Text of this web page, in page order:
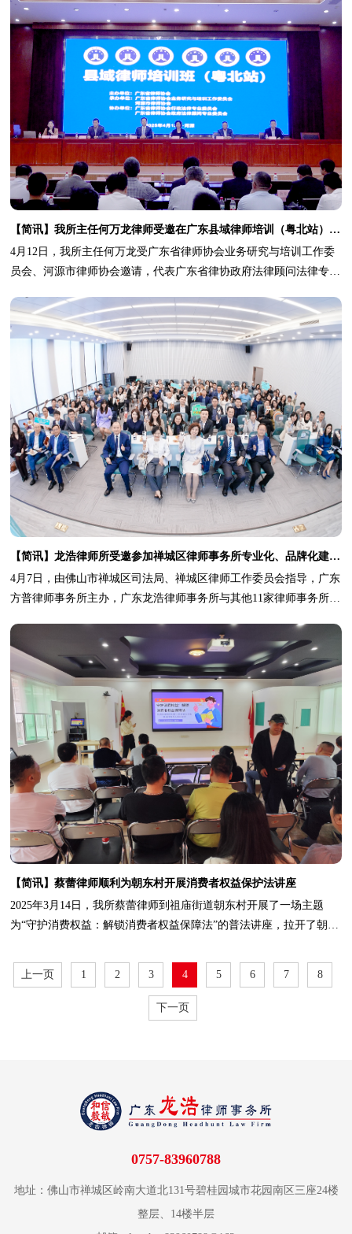
【简讯】我所主任何万龙律师受邀在广东县域律师培训（粤北站）活动上授课
4月12日，我所主任何万龙受广东省律师协会业务研究与培训工作委
员会、河源市律师协会邀请，代表广东省律协政府法律顾问法律专业
【简讯】龙浩律师所受邀参加禅城区律师事务所专业化、品牌化建设主题交流会
4月7日，由佛山市禅城区司法局、禅城区律师工作委员会指导，广东
方普律师事务所主办，广东龙浩律师事务所与其他11家律师事务所
设主题交流会在佛山中央法务区圆满收官.
【简讯】蔡蕾律师顺利为朝东村开展消费者权益保护法讲座
2025年3月14日，我所蔡蕾律师到祖庙街道朝东村开展了一场主题
为“守护消费权益：解锁消费者权益保障法”的普法讲座，拉开了朝东
上一页 1 2 3 4 5 6 7 8
下一页
0757-83960788
地址：佛山市禅城区岭南大道北131号碧桂园城市花园南区三座24楼
整层、14楼半层